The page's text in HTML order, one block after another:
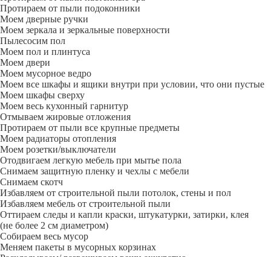
Протираем от пыли подоконники
Моем дверные ручки
Моем зеркала и зеркальные поверхности
Пылесосим пол
Моем пол и плинтуса
Моем двери
Моем мусорное ведро
Моем все шкафы и ящики внутри при условии, что они пустые
Моем шкафы сверху
Моем весь кухонный гарнитур
Отмываем жировые отложения
Протираем от пыли все крупные предметы
Моем радиаторы отопления
Моем розетки/выключатели
Отодвигаем легкую мебель при мытье пола
Снимаем защитную пленку и чехлы с мебели
Снимаем скотч
Избавляем от строительной пыли потолок, стены и пол
Избавляем мебель от строительной пыли
Оттираем следы и капли краски, штукатурки, затирки, клея
(не более 2 см диаметром)
Собираем весь мусор
Меняем пакеты в мусорных корзинах